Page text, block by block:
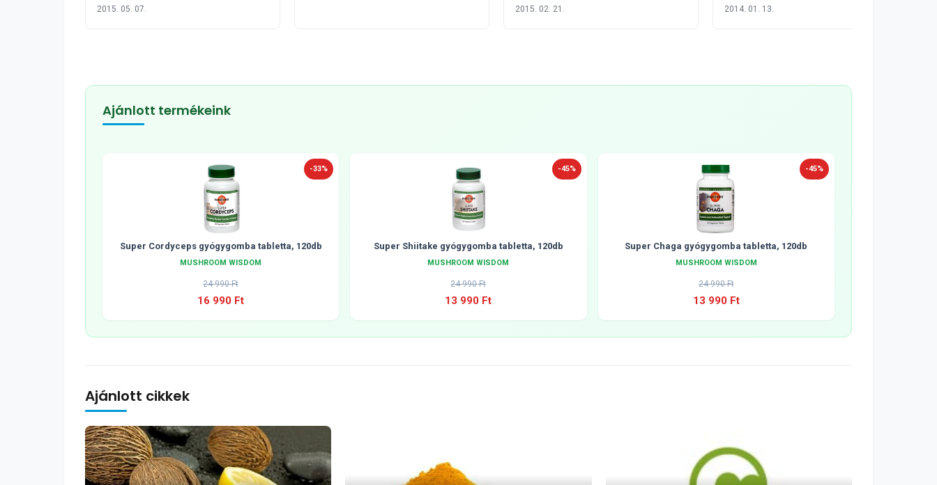
2015. 05. 07. 2015. 02. 21. 2014. 01. 13.
Ajánlott termékeink
-33%
Super Cordyceps gyógygomba tabletta, 120db
MUSHROOM WISDOM
24 990 Ft
16 990 Ft
-45%
Super Shiitake gyógygomba tabletta, 120db
MUSHROOM WISDOM
24 990 Ft
13 990 Ft
-45%
Super Chaga gyógygomba tabletta, 120db
MUSHROOM WISDOM
24 990 Ft
13 990 Ft
Ajánlott cikkek